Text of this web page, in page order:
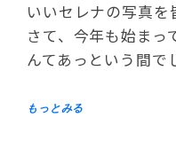
いいセレナの写真を
さて、今年も始まっ
んてあっという間